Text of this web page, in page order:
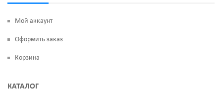
Мой аккаунт
Оформить заказ
Корзина
КАТАЛОГ